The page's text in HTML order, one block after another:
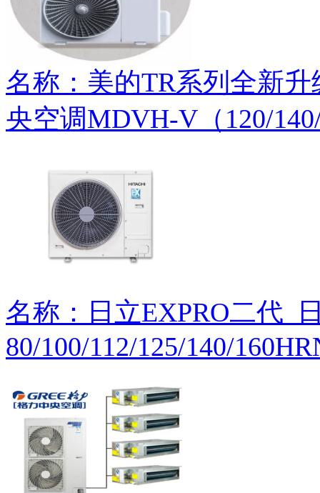
名称：美的TR系列全新
央空调MDVH-V（120/
名称：日立EXPRO二代_
80/100/112/125/140/